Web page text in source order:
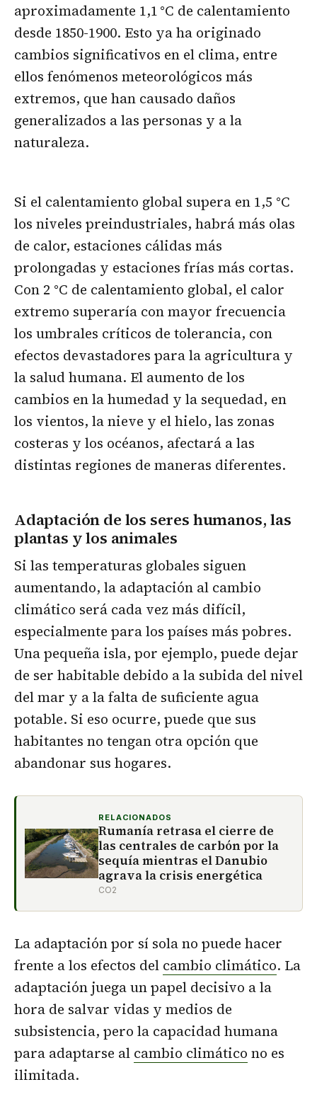
aproximadamente 1,1 °C de calentamiento
desde 1850-1900. Esto ya ha originado
cambios significativos en el clima, entre
ellos fenómenos meteorológicos más
extremos, que han causado daños
generalizados a las personas y a la
naturaleza.
Si el calentamiento global supera en 1,5 °C
los niveles preindustriales, habrá más olas
de calor, estaciones cálidas más
prolongadas y estaciones frías más cortas.
Con 2 °C de calentamiento global, el calor
extremo superaría con mayor frecuencia
los umbrales críticos de tolerancia, con
efectos devastadores para la agricultura y
la salud humana. El aumento de los
cambios en la humedad y la sequedad, en
los vientos, la nieve y el hielo, las zonas
costeras y los océanos, afectará a las
distintas regiones de maneras diferentes.
Adaptación de los seres humanos, las
plantas y los animales
Si las temperaturas globales siguen
aumentando, la adaptación al cambio
climático será cada vez más difícil,
especialmente para los países más pobres.
Una pequeña isla, por ejemplo, puede dejar
de ser habitable debido a la subida del nivel
del mar y a la falta de suficiente agua
potable. Si eso ocurre, puede que sus
habitantes no tengan otra opción que
abandonar sus hogares.
RELACIONADOS
Rumanía retrasa el cierre de
las centrales de carbón por la
sequía mientras el Danubio
agrava la crisis energética
CO2
La adaptación por sí sola no puede hacer
frente a los efectos del cambio climático. La
adaptación juega un papel decisivo a la
hora de salvar vidas y medios de
subsistencia, pero la capacidad humana
para adaptarse al cambio climático no es
ilimitada.